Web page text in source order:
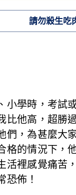
請勿殺生吃
學時，考試
他高，超勝
，為甚麼大
的情況下，
裡感覺痛苦
恐佈！